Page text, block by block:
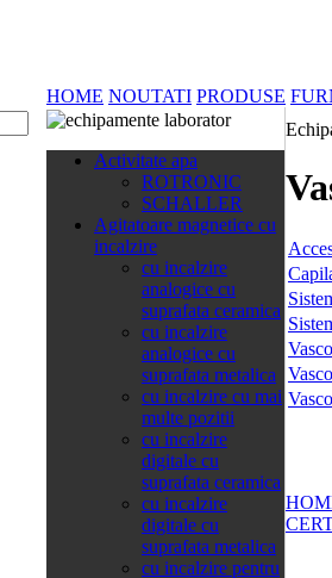
HOME NOUTATI PRODUSE
Activitate apa
ROTRONIC
SCHALLER
Agitatoare magnetice cu
incalzire
cu incalzire
analogice cu
suprafata ceramica
cu incalzire
analogice cu
suprafata metalica
cu incalzire cu mai
multe pozitii
cu incalzire
digitale cu
suprafata ceramica
cu incalzire
digitale cu
suprafata metalica
cu incalzire pentru